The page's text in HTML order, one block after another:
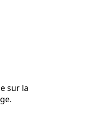
sur la